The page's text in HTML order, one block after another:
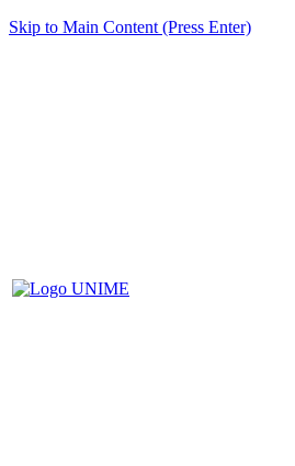
Skip to Main Content (Press Enter)